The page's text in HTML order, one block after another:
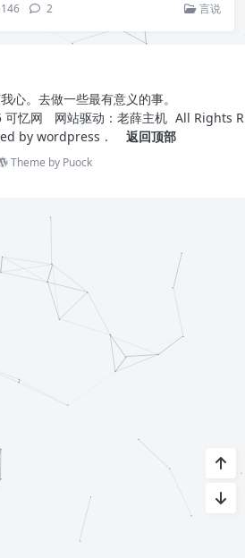
146 2 言说
心。去做一些最有意义的事。
可忆网 网站驱动： 老薛主机 All Rights R
by wordpress . 返回顶部
Theme by Puock